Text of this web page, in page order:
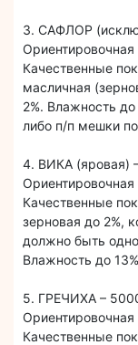
3. САФЛОР
Качественные
масличная
2%. Влажность до
либо п/п мешки
4. ВИКА (яровая)
Качественные
зерновая до 2%,
должно быть
Влажность до
5. ГРЕЧИХА –
Качественные